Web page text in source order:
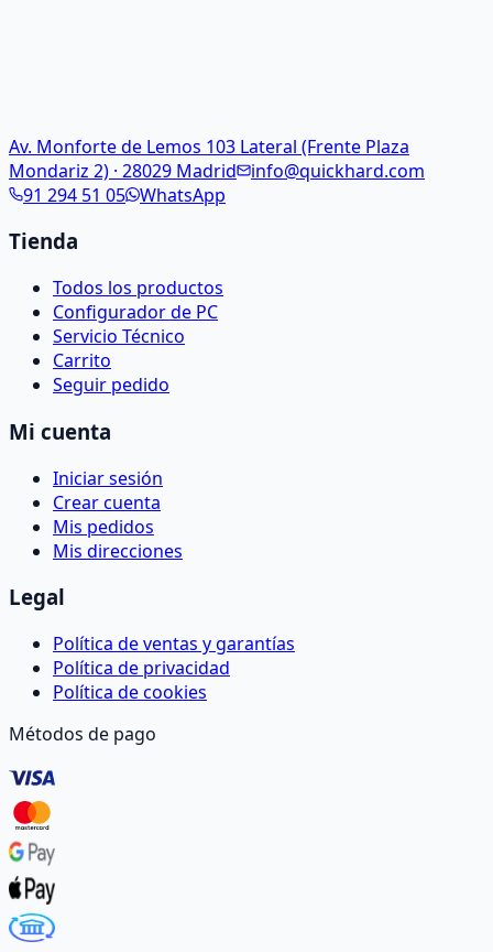
Av. Monforte de Lemos 103 Lateral (Frente Plaza
Mondariz 2) · 28029 Madrid
info@quickhard.com
91 294 51 05 WhatsApp
Tienda
Todos los productos
Configurador de PC
Servicio Técnico
Carrito
Seguir pedido
Mi cuenta
Iniciar sesión
Crear cuenta
Mis pedidos
Mis direcciones
Legal
Política de ventas y garantías
Política de privacidad
Política de cookies
Métodos de pago